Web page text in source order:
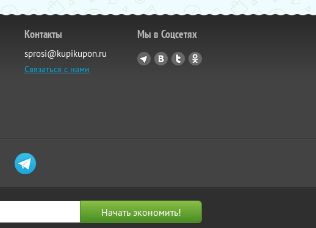
Контакты
sprosi@kupikupon.ru
Связаться с нами
Мы в Соцсетях